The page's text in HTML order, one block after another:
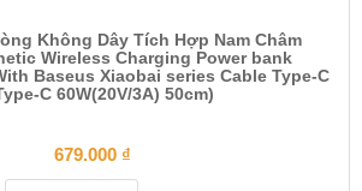
Không Dây Tích Hợp Nam Châm
Wireless Charging Power bank
Baseus Xiaobai series Cable Type-C
C 60W(20V/3A) 50cm)
679.000 ₫